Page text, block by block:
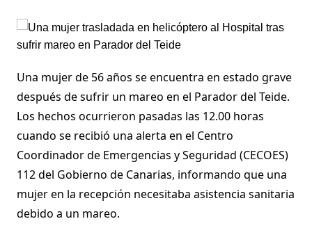
Una mujer de 56 años se encuentra en estado grave
después de sufrir un mareo en el Parador del Teide.
Los hechos ocurrieron pasadas las 12.00 horas
cuando se recibió una alerta en el Centro
Coordinador de Emergencias y Seguridad (CECOES)
112 del Gobierno de Canarias, informando que una
mujer en la recepción necesitaba asistencia sanitaria
debido a un mareo.